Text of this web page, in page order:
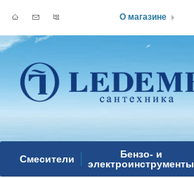
Смесители
Бензо- и
электроинструменты
О магазине